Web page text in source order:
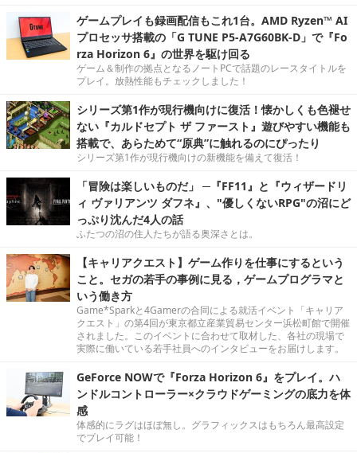
ゲームプレイも録画配信もこれ1台。AMD Ryzen™ AI
プロセッサ搭載の「G TUNE P5-A7G60BK-D」で『Fo
rza Horizon 6』の世界を駆け回る
ゲーム＆制作の拠点となるノートPCで話題のレースタイトルを
プレイ。放熱性能もチェックしました！
シリーズ第1作が現行機向けに復活！懐かしくも色褪せ
ない『カルドセプト ザ ファースト』遊びやすい機能も
搭載で、あらためて“原典”に触れるのにぴったり
シリーズ第1作が現行機向けの新機能を備えて復活！
「冒険は楽しいものだ」 ─『FF11』と『ウィザードリ
ィ ヴァリアンツ ダフネ』、"優しくないRPG"の沼にど
っぷり沈んだ4人の話
ふたつの沼の住人たちが語る奥深さとは。
【キャリアクエスト】ゲーム作りを仕事にするという
こと。セガの若手の事例に見る，ゲームプログラマと
いう働き方
Game*Sparkと4Gamerの合同による就活イベント「キャリア
クエスト」の第4回が東京都立産業貿易センター浜松町館で開催
されました。このイベントに合わせて取材した、各社の現場で
実際に働いている若手社員へのインタビューをお届けします。
GeForce NOWで『Forza Horizon 6』をプレイ。ハ
ンドルコントローラー×クラウドゲーミングの底力を体
感
体感的にラグはほぼ無し。グラフィックスはもちろん最高設定
でプレイ可能！